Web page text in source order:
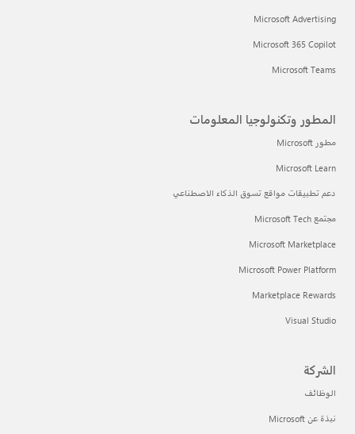
Microsoft Advertising
Microsoft 365 Copilot
Microsoft Teams
المطور وتكنولوجيا المعلومات
مطور Microsoft
Microsoft Learn
دعم تطبيقات مواقع تسوق الذكاء الاصطناعي
مجتمع Microsoft Tech
Microsoft Marketplace
Microsoft Power Platform
Marketplace Rewards
Visual Studio
الشركة
الوظائف
نبذة عن Microsoft